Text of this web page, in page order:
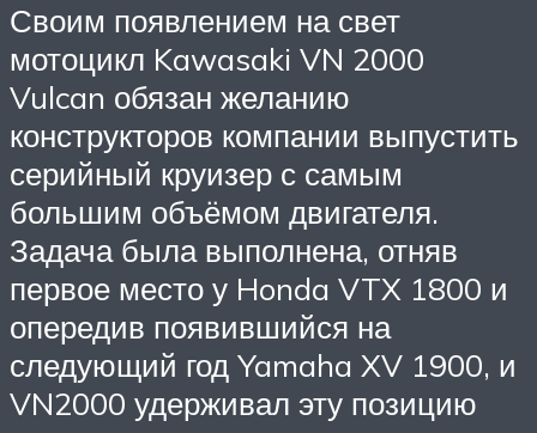
Своим появлением на свет
мотоцикл Kawasaki VN 2000
Vulcan обязан желанию
конструкторов компании выпустить
серийный круизер с самым
большим объёмом двигателя.
Задача была выполнена, отняв
первое место у Honda VTX 1800 и
опередив появившийся на
следующий год Yamaha XV 1900, и
VN2000 удерживал эту позицию